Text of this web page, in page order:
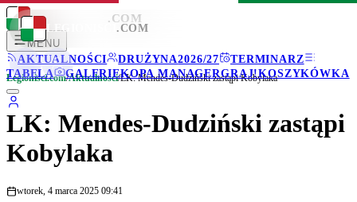
LEGIONISCI .COM
MENU
AKTUALNOŚCI
DRUŻYNA2026/27
TERMINARZ
TABELA
GALERIEKOPA MANAGERGRAJ!KOSZYKÓWKA
LEGIONISCI .COM
Legionisci.com/Aktualności/LK: Mendes-Dudziński zastąpi Kobylaka
LK: Mendes-Dudziński zastąpi
Kobylaka
wtorek, 4 marca 2025 09:41